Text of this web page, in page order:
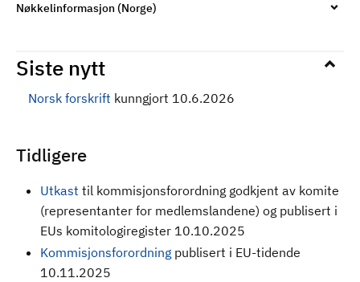
Nøkkelinformasjon (Norge)
Siste nytt
Norsk forskrift kunngjort 10.6.2026
Tidligere
Utkast til kommisjonsforordning godkjent av komite
(representanter for medlemslandene) og publisert i
EUs komitologiregister 10.10.2025
Kommisjonsforordning publisert i EU-tidende
10.11.2025